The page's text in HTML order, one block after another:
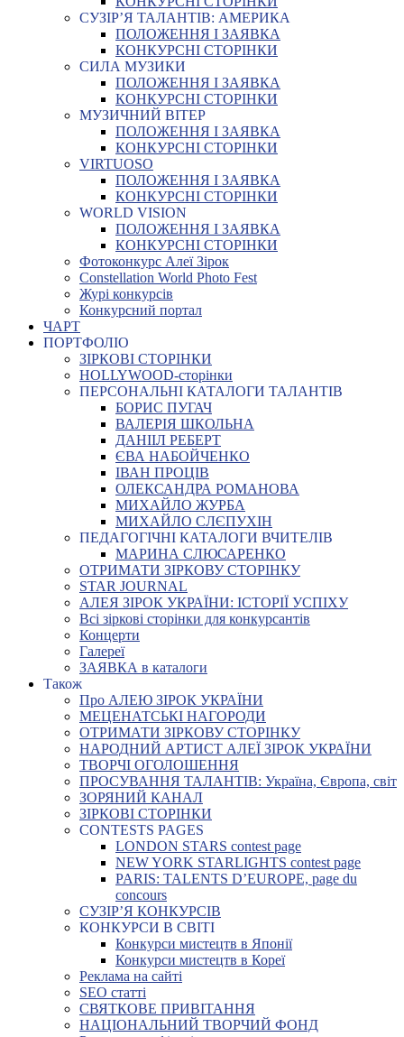
СУЗІР’Я ТАЛАНТІВ: АМЕРИКА
ПОЛОЖЕННЯ І ЗАЯВКА
КОНКУРСНІ СТОРІНКИ
СИЛА МУЗИКИ
ПОЛОЖЕННЯ І ЗАЯВКА
КОНКУРСНІ СТОРІНКИ
МУЗИЧНИЙ ВІТЕР
ПОЛОЖЕННЯ І ЗАЯВКА
КОНКУРСНІ СТОРІНКИ
VIRTUOSO
ПОЛОЖЕННЯ І ЗАЯВКА
КОНКУРСНІ СТОРІНКИ
WORLD VISION
ПОЛОЖЕННЯ І ЗАЯВКА
КОНКУРСНІ СТОРІНКИ
Фотоконкурс Алеї Зірок
Constellation World Photo Fest
Журі конкурсів
Конкурсний портал
ЧАРТ
ПОРТФОЛІО
ЗІРКОВІ СТОРІНКИ
HOLLYWOOD-сторінки
ПЕРСОНАЛЬНІ КАТАЛОГИ ТАЛАНТІВ
БОРИС ПУГАЧ
ВАЛЕРІЯ ШКОЛЬНА
ДАНІІЛ РЕБЕРТ
ЄВА НАБОЙЧЕНКО
ІВАН ПРОЦІВ
ОЛЕКСАНДРА РОМАНОВА
МИХАЙЛО ЖУРБА
МИХАЙЛО СЛЄПУХІН
ПЕДАГОГІЧНІ КАТАЛОГИ ВЧИТЕЛІВ
МАРИНА СЛЮСАРЕНКО
ОТРИМАТИ ЗІРКОВУ СТОРІНКУ
STAR JOURNAL
АЛЕЯ ЗІРОК УКРАЇНИ: ІСТОРІЇ УСПІХУ
Всі зіркові сторінки для конкурсантів
Концерти
Галереї
ЗАЯВКА в каталоги
Також
Про АЛЕЮ ЗІРОК УКРАЇНИ
МЕЦЕНАТСЬКІ НАГОРОДИ
ОТРИМАТИ ЗІРКОВУ СТОРІНКУ
НАРОДНИЙ АРТИСТ АЛЕЇ ЗІРОК УКРАЇНИ
ТВОРЧІ ОГОЛОШЕННЯ
ПРОСУВАННЯ ТАЛАНТІВ: Україна, Європа, світ
ЗОРЯНИЙ КАНАЛ
ЗІРКОВІ СТОРІНКИ
CONTESTS PAGES
LONDON STARS contest page
NEW YORK STARLIGHTS contest page
PARIS: TALENTS D’EUROPE, page du
concours
СУЗІР’Я КОНКУРСІВ
КОНКУРСИ В СВІТІ
Конкурси мистецтв в Японії
Конкурси мистецтв в Кореї
Реклама на сайті
SEO статті
СВЯТКОВЕ ПРИВІТАННЯ
НАЦІОНАЛЬНИЙ ТВОРЧИЙ ФОНД